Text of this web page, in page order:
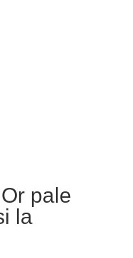
pale
la